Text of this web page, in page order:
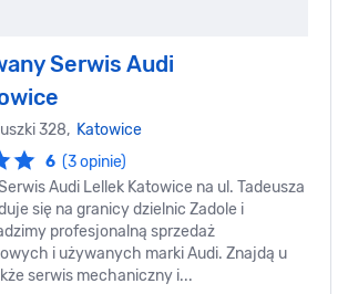
Serwis Audi
328, Katowice
6 (3 opinie)
Audi Lellek Katowice na ul. Tadeusza
się na granicy dzielnic Zadole i
profesjonalną sprzedaż
i używanych marki Audi. Znajdą u
serwis mechaniczny i...